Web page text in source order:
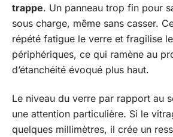
trappe. Un panneau trop fin pour
sous charge, même sans casser.
répété fatigue le verre et fragilise
périphériques, ce qui ramène au
d’étanchéité évoqué plus haut.
Le niveau du verre par rapport au
une attention particulière. Si le
quelques millimètres, il crée un